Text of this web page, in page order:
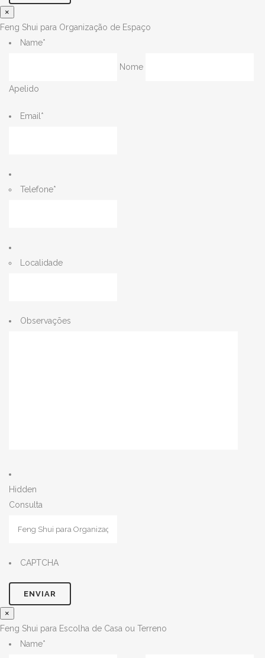
×
Feng Shui para Organização de Espaço
Name*
Nome
Apelido
Email *
Telefone*
Localidade
Observações
Hidden
Consulta
CAPTCHA
×
Feng Shui para Escolha de Casa ou Terreno
Name*